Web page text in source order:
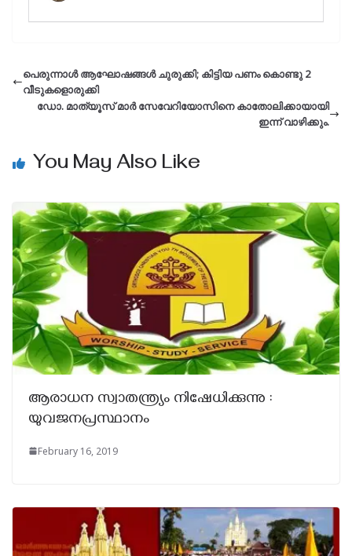
പെരുന്നാൾ ആഘോഷങ്ങൾ ചുരുക്കി; കിട്ടിയ പണം കൊണ്ടു 2
വീടുകളൊരുക്കി
ഡോ. മാത്യൂസ് മാര്‍ സേവേറിയോസിനെ കാതോലിക്കായായി
ഇന്ന് വാഴിക്കും.
You May Also Like
ആരാധന സ്വാതന്ത്ര്യം നിഷേധിക്കുന്നു :
യുവജനപ്രസ്ഥാനം
February 16, 2019